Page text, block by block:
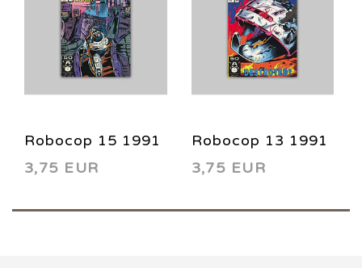
Robocop 15 1991
3,75 EUR
Robocop 13 1991
3,75 EUR